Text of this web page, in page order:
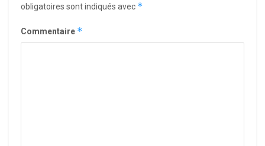
obligatoires sont indiqués avec *
Commentaire *